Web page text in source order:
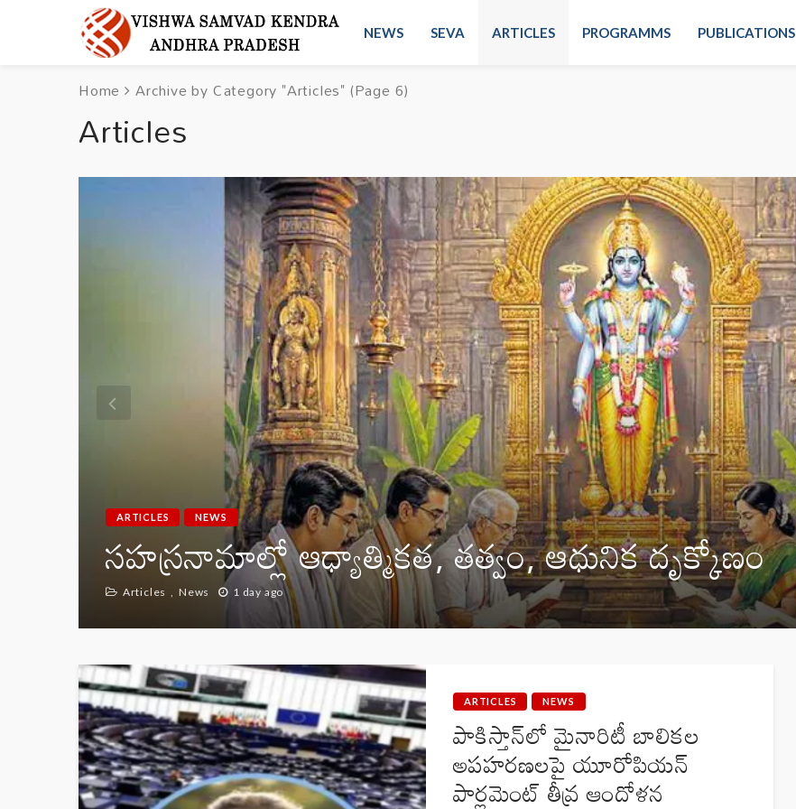
NEWS SEVA ARTICLES PROGRAMMS PUBLICATIONS
Home Archive by Category "Articles"(Page 6)
Articles
ARTICLES NEWS
సహస్రనామాల్లో ఆధ్యాత్మికత, తత్వం, ఆధునిక దృక్కోణం
Articles News 1 day ago
ARTICLES NEWS
పాకిస్తాన్‌లో మైనారిటీ బాలికల
అపహరణలపై యూరోపియన్
పార్లమెంట్ తీవ్ర ఆందోళన